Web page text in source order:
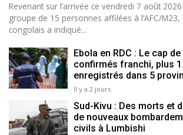
Revenant sur l’arrivée ce vendredi 7 août 2026
groupe de 15 personnes affilées à l’AFC/
congolais a indiqué...
Ebola en RDC : Le cap
confirmés franchi, plus
enregistrés dans 5
Il y a 2 jours
Sud-Kivu : Des morts et
de nouveaux
civils à Lumbishi